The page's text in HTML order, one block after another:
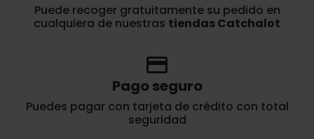
Puede recoger gratuitamente su pedido en
cualquiera de nuestras tiendas Catchalot
credit_card
Pago seguro
Puedes pagar con tarjeta de crédito con total
seguridad